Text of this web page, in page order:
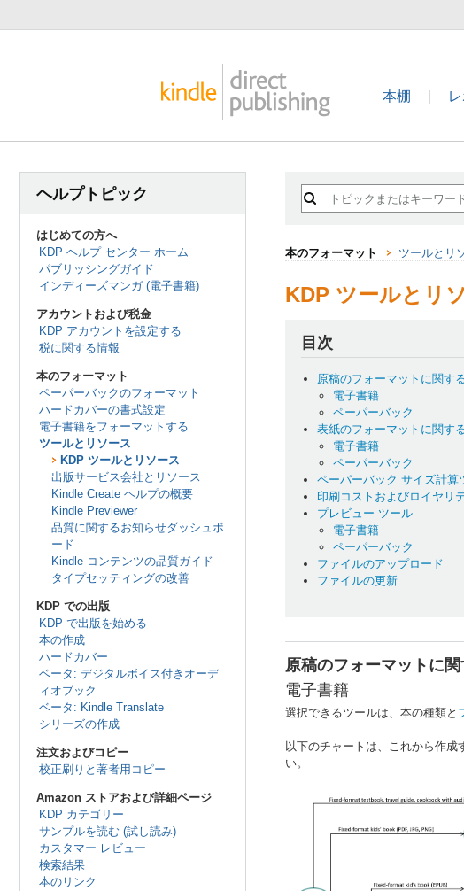
本棚
ヘルプトピック
はじめての方へ
KDP ヘルプ センター ホーム
パブリッシングガイド
インディーズマンガ (電子書籍)
アカウントおよび税金
KDP アカウントを設定する
税に関する情報
本のフォーマット
ペーパーバックのフォーマット
ハードカバーの書式設定
電子書籍をフォーマットする
ツールとリソース
KDP ツールとリソース
出版サービス会社とリソース
Kindle Create ヘルプの概要
Kindle Previewer
品質に関するお知らせダッシュボ
ード
Kindle コンテンツの品質ガイド
タイプセッティングの改善
KDP での出版
KDP で出版を始める
本の作成
ハードカバー
ベータ: デジタルボイス付きオーデ
ィオブック
ベータ: Kindle Translate
シリーズの作成
注文およびコピー
校正刷りと著者用コピー
Amazon ストアおよび詳細ページ
KDP カテゴリー
サンプルを読む (試し読み)
カスタマー レビュー
検索結果
本のリンク
本のフォーマット ツールとリ
KDP ツールとリ
目次
原稿のフォーマットに関す
電子書籍
ペーパーバック
表紙のフォーマットに関す
電子書籍
ペーパーバック
ペーパーバック サイズ計算
印刷コストおよびロイヤリ
プレビュー ツール
電子書籍
ペーパーバック
ファイルのアップロード
ファイルの更新
原稿のフォーマットに
電子書籍
選択できるツールは、本の種類と
以下のチャートは、これから作
い。